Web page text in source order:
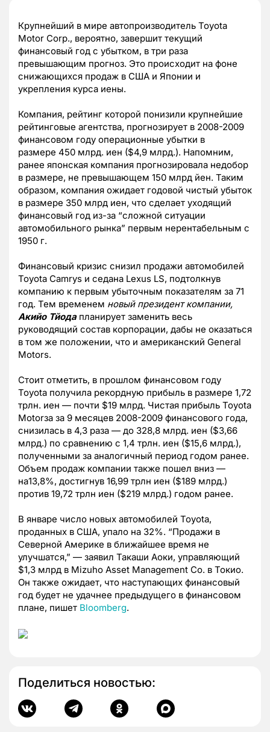
Крупнейший в мире автопроизводитель Toyota
Motor Corp., вероятно, завершит текущий
финансовый год с убытком, в три раза
превышающим прогноз. Это происходит на фоне
снижающихся продаж в США и Японии и
укрепления курса иены.
Компания, рейтинг которой понизили крупнейшие
рейтинговые агентства, прогнозирует в 2008-2009
финансовом году операционные убытки в
размере 450 млрд. иен ($4,9 млрд.). Напомним,
ранее японская компания прогнозировала недобор
в размере, не превышающем 150 млрд йен. Таким
образом, компания ожидает годовой чистый убыток
в размере 350 млрд иен, что сделает уходящий
финансовый год из-за “сложной ситуации
автомобильного рынка” первым нерентабельным с
1950 г.
Финансовый кризис снизил продажи автомобилей
Toyota Camrys и седана Lexus LS, подтолкнув
компанию к первым убыточным показателям за 71
год. Тем временем новый президент компании,
Акийо Тйодапланирует заменить весь
руководящий состав корпорации, дабы не оказаться
в том же положении, что и американский General
Motors.
Стоит отметить, в прошлом финансовом году
Toyota получила рекордную прибыль в размере 1,72
трлн. иен — почти $19 млрд. Чистая прибыль Toyota
Motorза за 9 месяцев 2008-2009 финансового года,
снизилась в 4,3 раза — до 328,8 млрд. иен ($3,66
млрд.) по сравнению с 1,4 трлн. иен ($15,6 млрд.),
полученными за аналогичный период годом ранее.
Объем продаж компании также пошел вниз —
на13,8%, достигнув 16,99 трлн иен ($189 млрд.)
против 19,72 трлн иен ($219 млрд.) годом ранее.
В январе число новых автомобилей Toyota,
проданных в США, упало на 32%. “Продажи в
Северной Америке в ближайшее время не
улучшатся,” — заявил Такаши Аоки, управляющий
$1,3 млрд в Mizuho Asset Management Co. в Токио.
Он также ожидает, что наступающих финансовый
год будет не удачнее предыдущего в финансовом
плане, пишет Bloomberg.
Поделиться новостью: